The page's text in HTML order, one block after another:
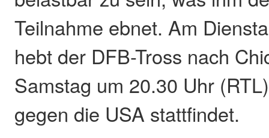
Teilnahme ebnet. Am
hebt der DFB-Tross nach
Samstag um 20.30 Uhr
gegen die USA stattfindet.